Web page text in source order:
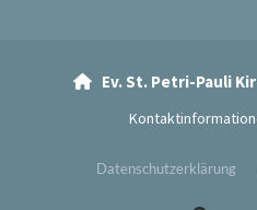
Ev. St. Petri-Pauli
Datenschutzerklärung